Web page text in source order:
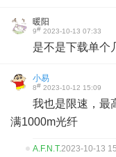
暖阳
9# 2023-10-13 07:33
是不是下载单个
小易
8# 2023-10-12 15:09
我也是限速，最
满1000m光纤
A.F.N.T.2023-10-13